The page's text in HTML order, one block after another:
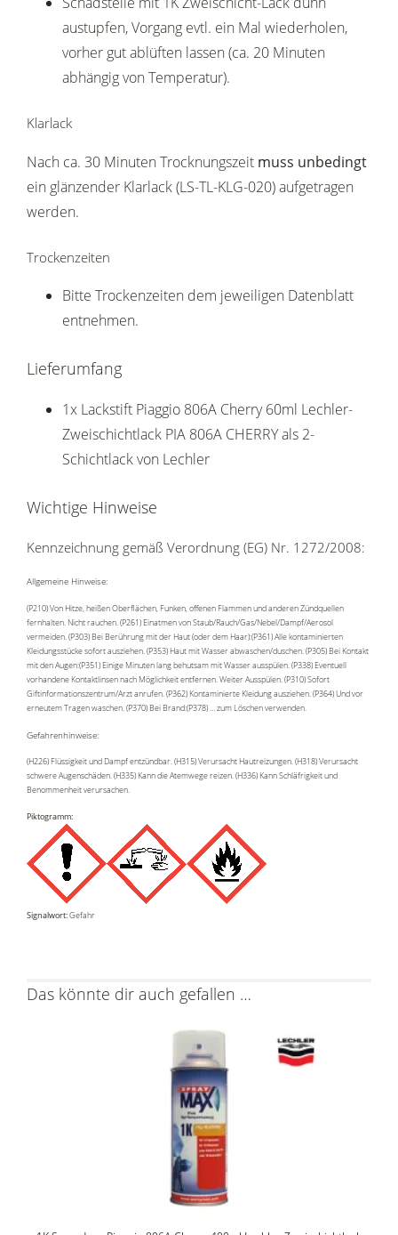
austupfen, Vorgang evtl. ein Mal wiederholen,
vorher gut ablüften lassen (ca. 20 Minuten
abhängig von Temperatur).
Klarlack
Nach ca. 30 Minuten Trocknungszeit muss unbedingt
ein glänzender Klarlack (LS-TL-KLG-020) aufgetragen
werden.
Trockenzeiten
Bitte Trockenzeiten dem jeweiligen Datenblatt
entnehmen.
Lieferumfang
1x Lackstift Piaggio 806A Cherry 60ml Lechler-
Zweischichtlack PIA 806A CHERRY als 2-
Schichtlack von Lechler
Wichtige Hinweise
Kennzeichnung gemäß Verordnung (EG) Nr. 1272/2008:
Allgemeine Hinweise:
(P210) Von Hitze, heißen Oberflächen, Funken, offenen Flammen und anderen Zündquellen
fernhalten. Nicht rauchen. (P261) Einatmen von Staub/Rauch/Gas/Nebel/Dampf/Aerosol
vermeiden. (P303) Bei Berührung mit der Haut (oder dem Haar):(P361) Alle kontaminierten
Kleidungsstücke sofort ausziehen. (P353) Haut mit Wasser abwaschen/duschen. (P305) Bei Kontakt
mit den Augen:(P351) Einige Minuten lang behutsam mit Wasser ausspülen. (P338) Eventuell
vorhandene Kontaktlinsen nach Möglichkeit entfernen. Weiter Ausspülen. (P310) Sofort
Giftinformationszentrum/Arzt anrufen. (P362) Kontaminierte Kleidung ausziehen. (P364) Und vor
erneutem Tragen waschen. (P370) Bei Brand:(P378) … zum Löschen verwenden.
Gefahrenhinweise:
(H226) Flüssigkeit und Dampf entzündbar. (H315) Verursacht Hautreizungen. (H318) Verursacht
schwere Augenschäden. (H335) Kann die Atemwege reizen. (H336) Kann Schläfrigkeit und
Benommenheit verursachen.
Piktogramm:
Signalwort:Gefahr
Das könnte dir auch gefallen …